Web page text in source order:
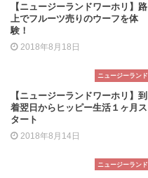
【ニュージーランドワーホリ】路
上でフルーツ売りのウーフを体
験！
2018年8月18日
ニュージーランド
【ニュージーランドワーホリ】到
着翌日からヒッピー生活１ヶ月ス
タート
2018年8月14日
ニュージーランド